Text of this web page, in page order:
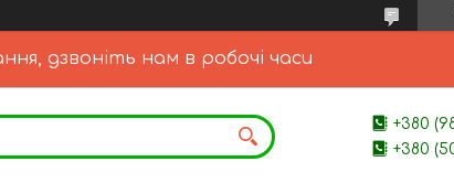
дзвоніть нам в робочі часи
+380
+380